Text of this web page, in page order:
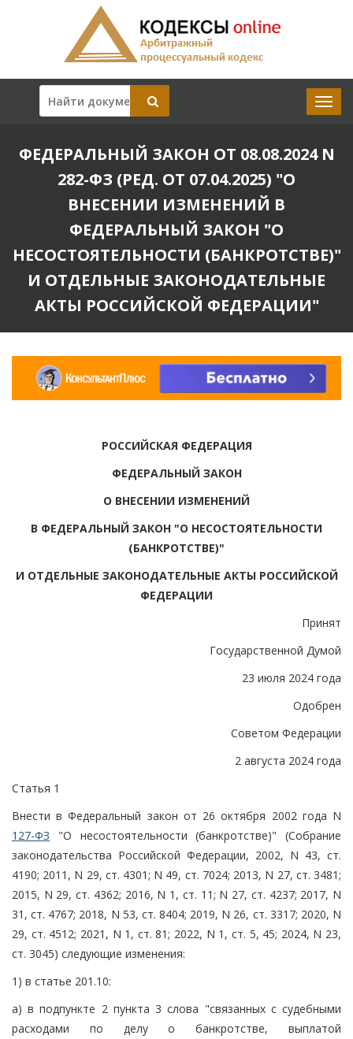
ФЕДЕРАЛЬНЫЙ ЗАКОН ОТ 08.08.2024 N
282-ФЗ (РЕД. ОТ 07.04.2025) "О
ВНЕСЕНИИ ИЗМЕНЕНИЙ В
ФЕДЕРАЛЬНЫЙ ЗАКОН "О
НЕСОСТОЯТЕЛЬНОСТИ (БАНКРОТСТВЕ)"
И ОТДЕЛЬНЫЕ ЗАКОНОДАТЕЛЬНЫЕ
АКТЫ РОССИЙСКОЙ ФЕДЕРАЦИИ"
РОССИЙСКАЯ ФЕДЕРАЦИЯ
ФЕДЕРАЛЬНЫЙ ЗАКОН
О ВНЕСЕНИИ ИЗМЕНЕНИЙ
В ФЕДЕРАЛЬНЫЙ ЗАКОН "О НЕСОСТОЯТЕЛЬНОСТИ
(БАНКРОТСТВЕ)"
И ОТДЕЛЬНЫЕ ЗАКОНОДАТЕЛЬНЫЕ АКТЫ РОССИЙСКОЙ
ФЕДЕРАЦИИ
Принят
Государственной Думой
23 июля 2024 года
Одобрен
Советом Федерации
2 августа 2024 года
Статья 1
Внести в Федеральный закон от 26 октября 2002 года N
127-ФЗ "О несостоятельности (банкротстве)" (Собрание
законодательства Российской Федерации, 2002, N 43, ст.
4190; 2011, N 29, ст. 4301; N 49, ст. 7024; 2013, N 27, ст. 3481;
2015, N 29, ст. 4362; 2016, N 1, ст. 11; N 27, ст. 4237; 2017, N
31, ст. 4767; 2018, N 53, ст. 8404; 2019, N 26, ст. 3317; 2020, N
29, ст. 4512; 2021, N 1, ст. 81; 2022, N 1, ст. 5, 45; 2024, N 23,
ст. 3045) следующие изменения:
1) в статье 201.10:
а) в подпункте 2 пункта 3 слова "связанных с судебными
расходами по делу о банкротстве, выплатой